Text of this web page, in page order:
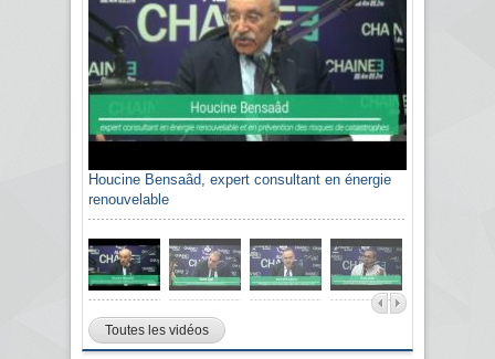
Houcine Bensaâd, expert consultant en énergie
renouvelable
Toutes les vidéos